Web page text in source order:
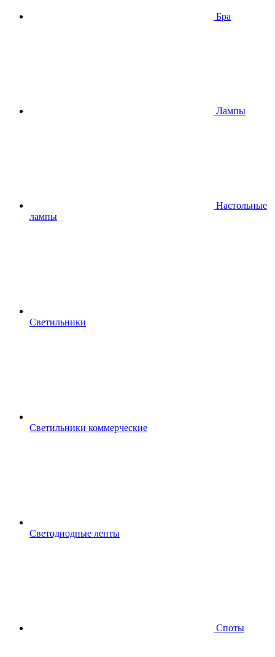
Бра
Лампы
Настольные
лампы
Светильники
Светильники коммерческие
Светодиодные ленты
Споты